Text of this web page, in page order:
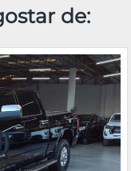
de: